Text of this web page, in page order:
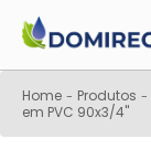
Home - Produtos -
em PVC 90x3/4"